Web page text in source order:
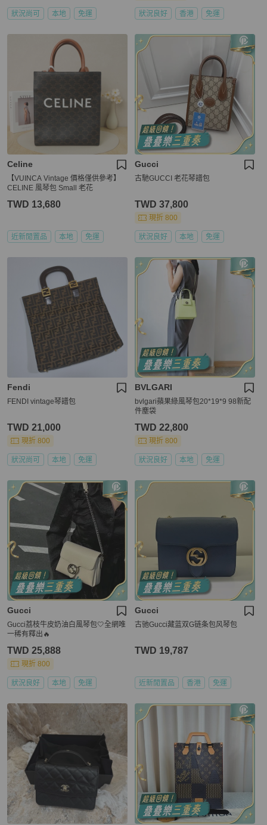
狀況尚可 本地 免運 狀況良好 香港 免運
Celine
【VUINCA Vintage 價格僅供參考】
CELINE 風琴包 Small 老花
TWD 13,680
近新閒置品 本地 免運
Gucci
古馳GUCCI 老花琴譜包
TWD 37,800
現折 800
狀況良好 本地 免運
Fendi
FENDI vintage琴譜包
TWD 21,000
現折 800
狀況尚可 本地 免運
BVLGARI
bvlgari蘋果綠風琴包20*19*9 98新配
件塵袋
TWD 22,800
現折 800
狀況良好 本地 免運
Gucci
Gucci荔枝牛皮奶油白風琴包🤍全網唯
一稀有釋出🔥
TWD 25,888
現折 800
狀況良好 本地 免運
Gucci
古驰Gucci藏蓝双G链条包风琴包
TWD 19,787
近新閒置品 香港 免運